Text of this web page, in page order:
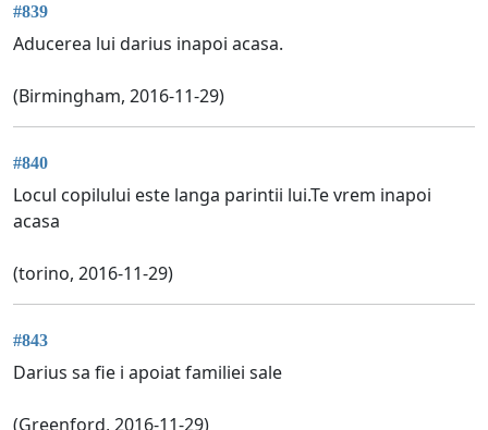
#839
Aducerea lui darius inapoi acasa.
(Birmingham, 2016-11-29)
#840
Locul copilului este langa parintii lui.Te vrem inapoi
acasa
(torino, 2016-11-29)
#843
Darius sa fie i apoiat familiei sale
(Greenford, 2016-11-29)